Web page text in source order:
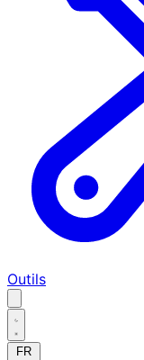
Outils
FR